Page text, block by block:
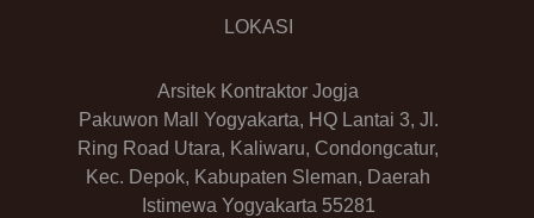
LOKASI
Arsitek Kontraktor Jogja
Pakuwon Mall Yogyakarta, HQ Lantai 3, Jl.
Ring Road Utara, Kaliwaru, Condongcatur,
Kec. Depok, Kabupaten Sleman, Daerah
Istimewa Yogyakarta 55281